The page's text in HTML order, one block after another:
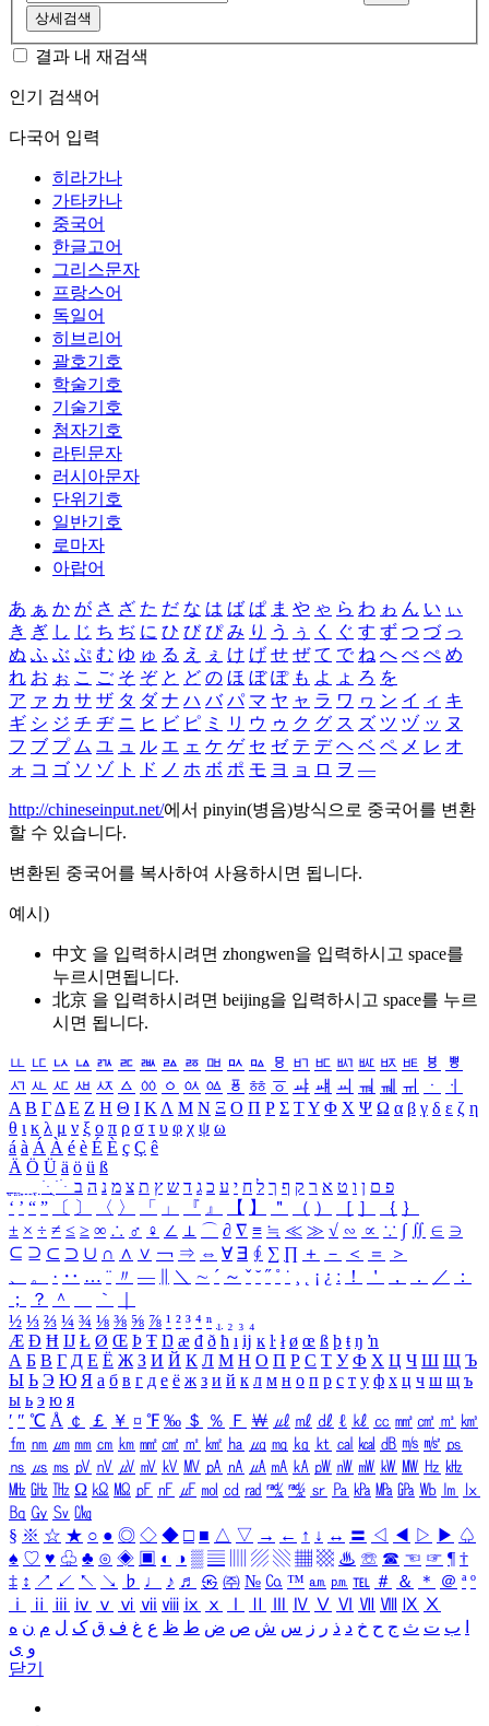
상세검색
결과 내 재검색
인기 검색어
다국어 입력
히라가나
가타카나
중국어
한글고어
그리스문자
프랑스어
독일어
히브리어
괄호기호
학술기호
기술기호
첨자기호
라틴문자
러시아문자
단위기호
일반기호
로마자
아랍어
あ ぁ か が さ ざ た だ な は ば ぱ ま や ゃ ら わ ゎ ん い ぃ
き ぎ し じ ち ぢ に ひ び ぴ み り う ぅ く ぐ す ず つ づ っ
ぬ ふ ぶ ぷ む ゆ ゅ る え ぇ け げ せ ぜ て で ね へ べ ぺ め
れ お ぉ こ ご そ ぞ と ど の ほ ぼ ぽ も よ ょ ろ を
ア ァ カ サ ザ タ ダ ナ ハ バ パ マ ヤ ャ ラ ワ ヮ ン イ ィ キ
ギ シ ジ チ ヂ ニ ヒ ビ ピ ミ リ ウ ゥ ク グ ス ズ ツ ヅ ッ ヌ
フ ブ プ ム ユ ュ ル エ ェ ケ ゲ セ ゼ テ デ ヘ ベ ペ メ レ オ
ォ コ ゴ ソ ゾ ト ド ノ ホ ボ ポ モ ヨ ョ ロ ヲ ―
http://chineseinput.net/에서 pinyin(병음)방식으로 중국어를 변환
할 수 있습니다.
변환된 중국어를 복사하여 사용하시면 됩니다.
예시)
中文 을 입력하시려면 zhongwen을 입력하시고 space를
누르시면됩니다.
北京 을 입력하시려면 beijing을 입력하시고 space를 누르
시면 됩니다.
ㅥ ㅦ ㅧ ㅨ ㅩ ㅪ ㅫ ㅬ ㅭ ㅮ ㅯ ㅰ ㅱ ㅲ ㅳ ㅴ ㅵ ㅶ ㅷ ㅸ
ㅹ
ㅺ ㅻ ㅼ ㅽ ㅾ ㅿ ㆀ ㆁ ㆂ ㆃ ㆄ ㆅ ㆆ ㆇ ㆈ ㆉ ㆊ ㆋ ㆌ ㆍ
ㆎ
Α Β ΓΔ Ε Ζ Η Θ Ι ΚΛ Μ Ν Ξ Ο Π Ρ Σ ΤΥ Φ Χ Ψ Ω α β γ δ ε ζ η
θ ι κ λ μ ν ξ ο π ρ σ τ υ φ χ ψ ω
á à Á À é è É È ç Ç ê
Ä Ö Ü ä ö ü ß
ִֶֹ ֻּ ׁׂ פ ם ן ו ט א ר ק ף ך ל ח י ע כ ג ד ש ץ ת צ מ נ ה ב
‘ ’ “ ” 〔 〕 〈 〉 「 」 『 』 【 】 ＂ （ ） ［ ］ ｛ ｝
± × ÷ ≠ ≤ ≥ ∞ ∴ ♂ ♀ ∠ ⊥ ⌒ ∂ ∇ ≡ ≒ ≪ ≫ √ ∽ ∝ ∵ ∫ ∬ ∈ ∋
⊆ ⊇ ⊂ ⊃ ∪ ∩ ∧ ∨ ￢ ⇒ ⇔ ∀ ∃ ∮ ∑ ∏ ＋ － ＜ ＝
＞
、
。 · ‥ … ¨ 〃 ― ＼ ∼ ´ ～ ˇ ˘ ˝ ˚ ˙ ¸ ¡ ¿ ː ！ ＇ ， ． ／
：
；
？ ＾ ｀
½ ⅓ ⅔ ¼ ¾ ⅛ ⅜ ⅝ ⅞ ¹ ² ³ ⁴ ⁿ ₁ ₂ ₃ ₄
Æ Ð Ħ Ĳ Ł Ø Œ Þ Ŧ Ŋ æ đ ð ħ ı ĳ ĸ ŀ ł ø œ ß þ ŧ ŋ ŉ
А Б В Г Д Е Ё Ж З И Й К Л М Н О П Р С Т У Ф Х Ц Ч Ш Щ Ъ
Ы Ь Э Ю Я а б в г д е ё ж з и й к л м н о п р с т у ф х ц ч ш щ ъ
ы ь э ю я
′ ″ ℃ Å ￠ ￡ ￥ ¤ ℉ ‰ ＄ ％ Ｆ ￦ ㎕ ㎖ ㎗ ℓ ㎘ ㏄ ㎣ ㎤ ㎥ ㎦
㎙ ㎚ ㎛ ㎜ ㎝ ㎞ ㎟ ㎠ ㎡ ㎢ ㏊ ㎍ ㎎ ㎏ ㏏ ㎈ ㎉ ㏈ ㎧ ㎨ ㎰
㎱ ㎲ ㎳ ㎴ ㎵ ㎶ ㎷ ㎸ ㎹ ㎀ ㎁ ㎂ ㎃ ㎄ ㎺ ㎻ ㎽ ㎾ ㎿ ㎐ ㎑
㎒ ㎓ ㎔ Ω ㏀ ㏁ ㎊ ㎋ ㎌ ㏖ ㏅ ㎭ ㎮ ㎯ ㏛ ㎩ ㎪ ㎫ ㎬ ㏝ ㏐
㏓
㏃ ㏉ ㏜ ㏆
§ ※ ☆ ★ ○ ● ◎ ◇ ◆ □ ■ △ ▽ → ← ↑ ↓ ↔ 〓 ◁ ◀ ▷ ▶ ♤
♠ ♡ ♥ ♧ ♣ ⊙ ◈ ▣ ◐ ◑ ▒ ▤ ▨ ▧ ▦ ▩ ♨ ☏ ☎ ☜ ☞ ¶ †
‡ ↕ ↗ ↙ ↖ ↘ ♭ ♩ ♪ ♬ ㉿ ㈜ № ㏇ ™ ㏂ ㏘ ℡ ＃ ＆ ＊ ＠ ª º
ⅰ
ⅱ ⅲ ⅳ ⅴ ⅵ ⅶ ⅷ ⅸ ⅹ Ⅳ Ⅴ Ⅵ Ⅶ Ⅷ Ⅸ Ⅹ
ب ت ث ج ح خ د ذ ر ز س ش ص ض ط ظ ع غ ف ق ک ل م ن ه
و ی
닫기